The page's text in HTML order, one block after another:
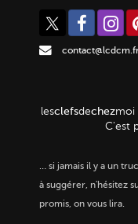
lesclefsdechezmoi
C'est
… si jamais il y a un
à suggérer, n'hésitez
promis, on vous lira.